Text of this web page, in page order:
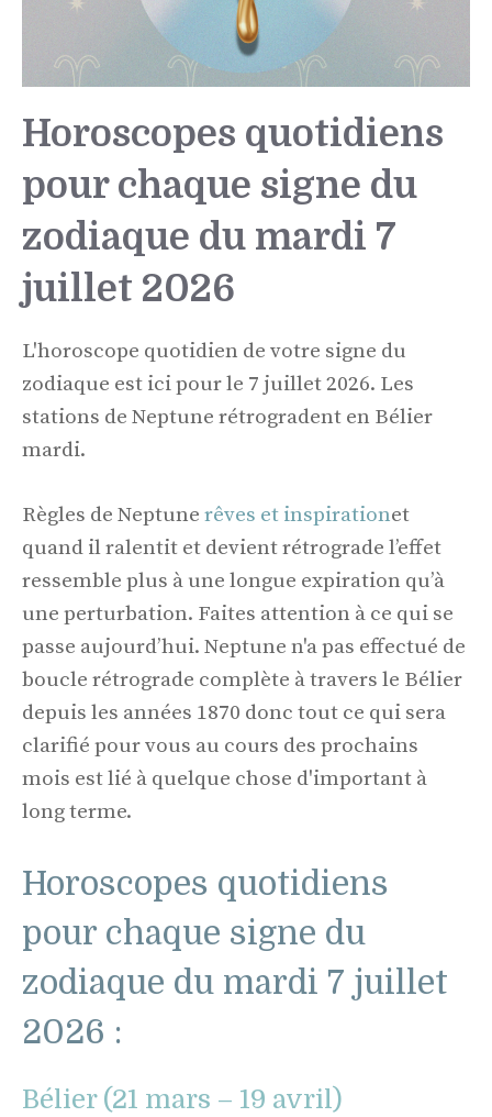
Horoscopes quotidiens
pour chaque signe du
zodiaque du mardi 7
juillet 2026
L'horoscope quotidien de votre signe du
zodiaque est ici pour le 7 juillet 2026. Les
stations de Neptune rétrogradent en Bélier
mardi.
Règles de Neptune rêves et inspirationet
quand il ralentit et devient rétrograde l’effet
ressemble plus à une longue expiration qu’à
une perturbation. Faites attention à ce qui se
passe aujourd’hui. Neptune n'a pas effectué de
boucle rétrograde complète à travers le Bélier
depuis les années 1870 donc tout ce qui sera
clarifié pour vous au cours des prochains
mois est lié à quelque chose d'important à
long terme.
Horoscopes quotidiens
pour chaque signe du
zodiaque du mardi 7 juillet
2026 :
Bélier (21 mars – 19 avril)